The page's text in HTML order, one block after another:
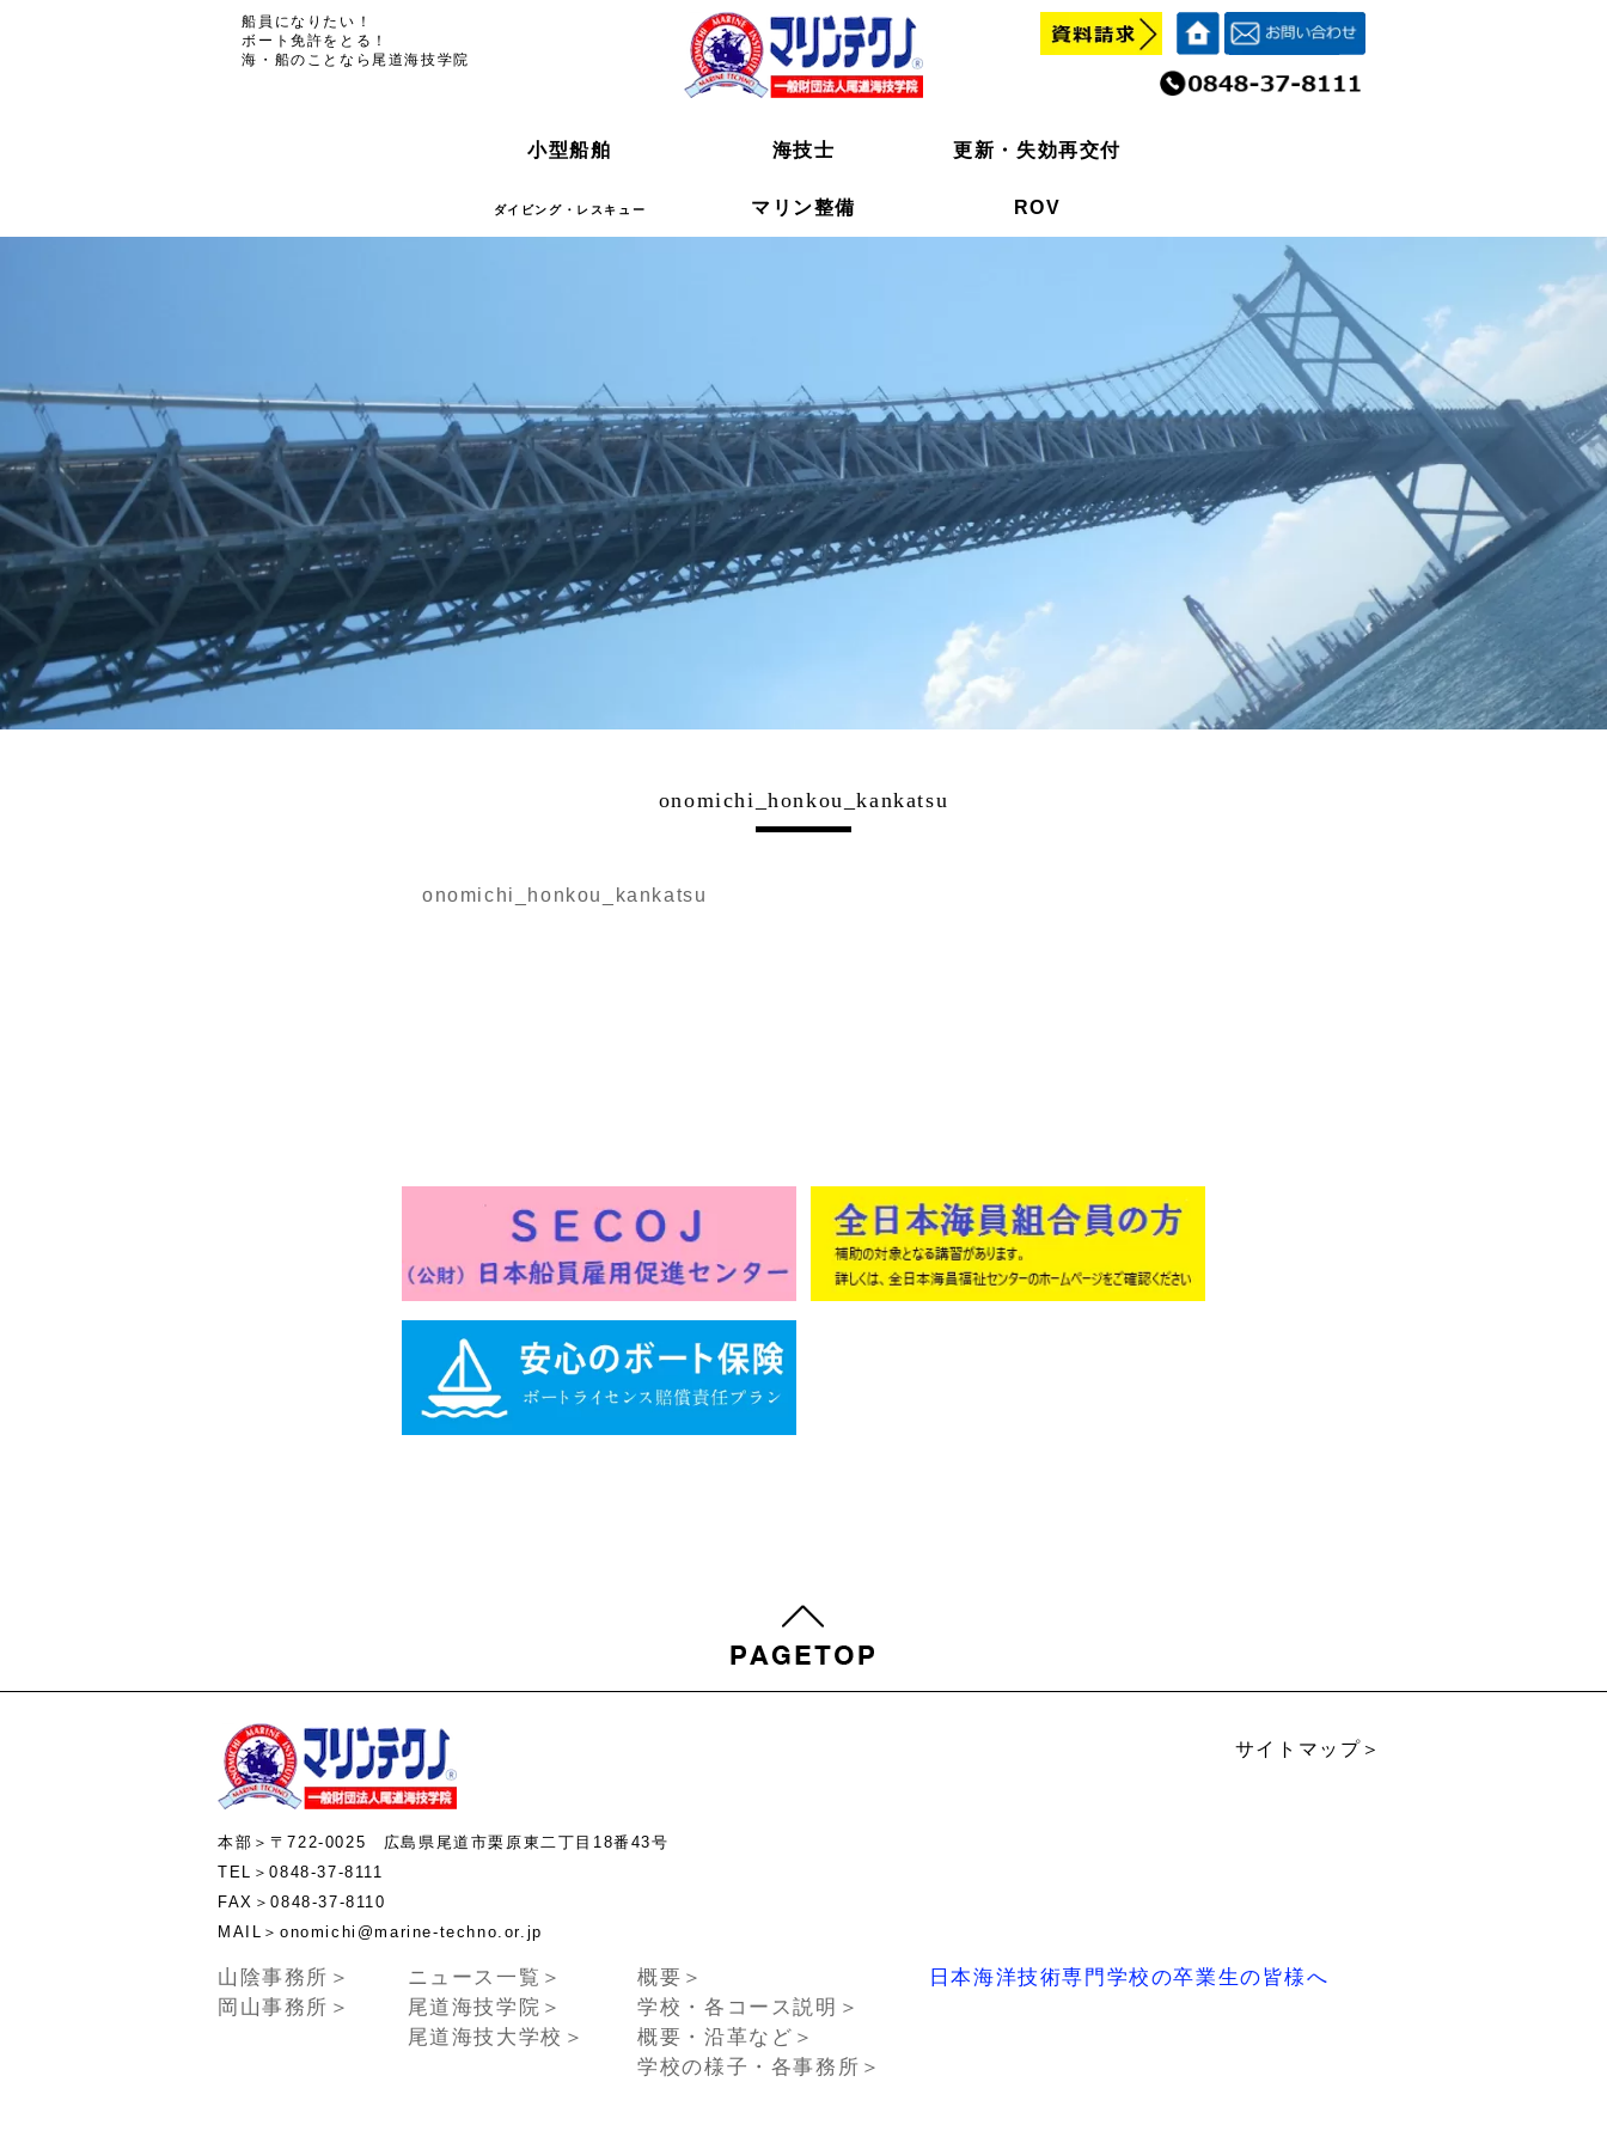
船員になりたい！
ボート免許をとる！
海・船のことなら尾道海技学院
小型船舶 海技士 更新・失効再交付
ダイビング・レスキュー マリン整備 ROV
小型船舶 海技士 更新・失効再交付
ダイビング・レスキュー マリン整備 ROV
onomichi_honkou_kankatsu
onomichi_honkou_kankatsu
サイトマップ＞
本部＞〒722-0025 広島県尾道市栗原東二丁目18番43号
TEL＞0848-37-8111
FAX＞0848-37-8110
MAIL＞onomichi@marine-techno.or.jp
山陰事務所＞
岡山事務所＞
ニュース一覧＞
尾道海技学院＞
尾道海技大学校＞
概要＞
学校・各コース説明＞
概要・沿革など＞
学校の様子・各事務所＞
日本海洋技術専門学校の卒業生の皆様へ